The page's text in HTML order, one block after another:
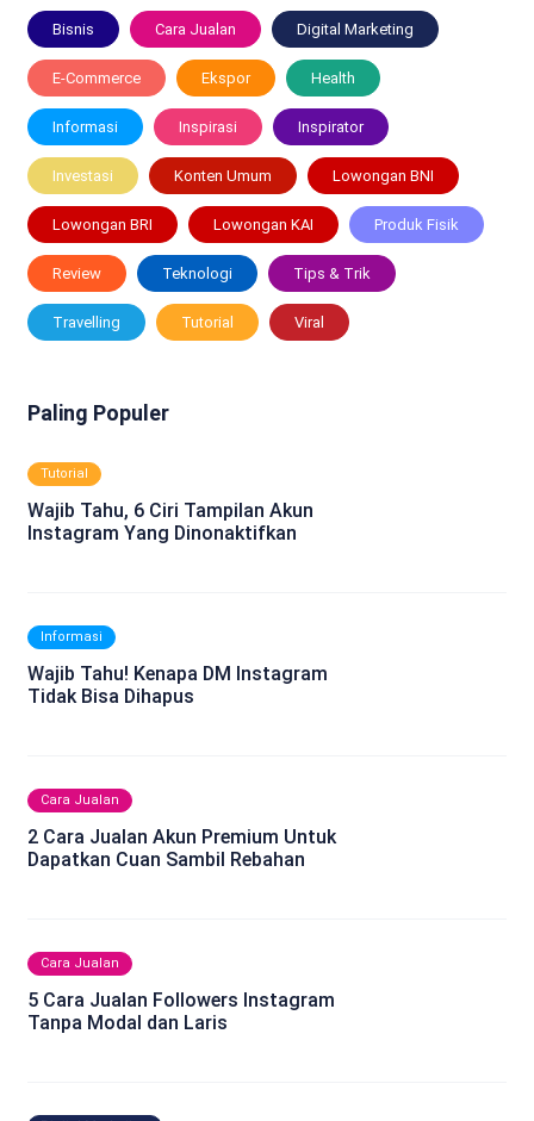
Bisnis Cara Jualan Digital Marketing
E-Commerce Ekspor Health
Informasi Inspirasi Inspirator
Investasi Konten Umum Lowongan BNI
Lowongan BRI Lowongan KAI Produk Fisik
Review Teknologi Tips & Trik
Travelling Tutorial Viral
Paling Populer
Tutorial
Wajib Tahu, 6 Ciri Tampilan Akun
Instagram Yang Dinonaktifkan
Informasi
Wajib Tahu! Kenapa DM Instagram
Tidak Bisa Dihapus
Cara Jualan
2 Cara Jualan Akun Premium Untuk
Dapatkan Cuan Sambil Rebahan
Cara Jualan
5 Cara Jualan Followers Instagram
Tanpa Modal dan Laris